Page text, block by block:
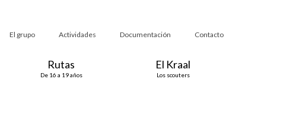
El grupo Actividades Documentación Contacto
Rutas
De 16 a 19 años
El Kraal
Los scouters